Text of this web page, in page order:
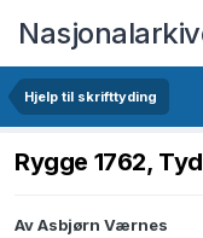
Hjelp til skrifttyding
Rygge 1762,
Av Aѕbjørn Værnеѕ